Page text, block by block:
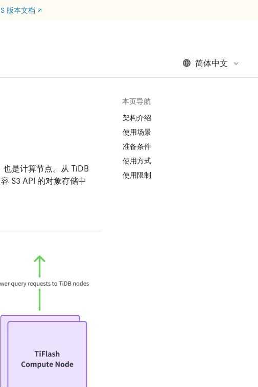
版本文档 ↗
简体中文
是计算节点。从 TiDB
S3 API 的对象存储中
本页导航
架构介绍
使用场景
准备条件
使用方式
使用限制